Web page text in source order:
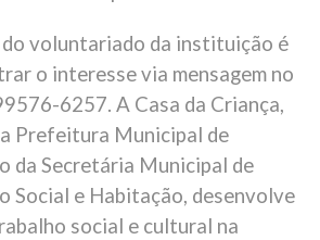
voluntariado da instituição é
o interesse via mensagem no
6257. A Casa da Criança,
Prefeitura Municipal de
da Secretária Municipal de
Social e Habitação, desenvolve
social e cultural na